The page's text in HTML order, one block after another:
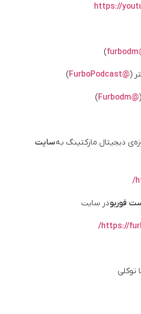
https://
)
(
@FurboPodcast
)
@Furbodm
)
دیجیتال مارکتینگ بهسایت
فوربودر سایت
https://